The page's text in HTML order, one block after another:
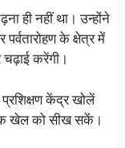
ही नहीं था। उन्होंने
के क्षेत्र में
करेंगी।
केंद्र खोलें
खेल को सीख सकें।